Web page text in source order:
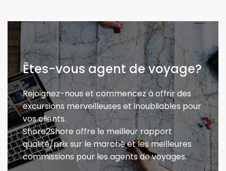
Êtes-vous agent de voyage?
Rejoignez-nous et commencez à offrir des
excursions merveilleuses et inoubliables pour
vos clients.
Shore2Shore offre le meilleur rapport
qualité/prix sur le marché et les meilleures
commissions pour les agents de voyages.